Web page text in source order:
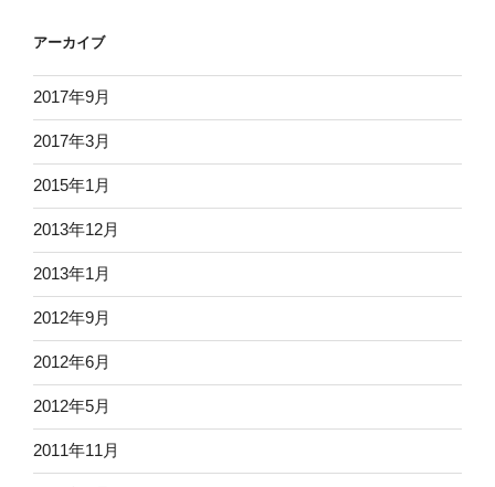
アーカイブ
2017年9月
2017年3月
2015年1月
2013年12月
2013年1月
2012年9月
2012年6月
2012年5月
2011年11月